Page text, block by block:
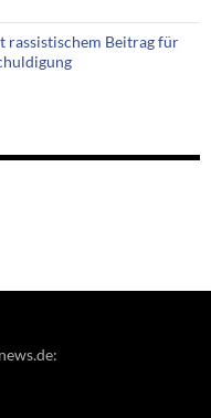
rassistischem Beitrag für